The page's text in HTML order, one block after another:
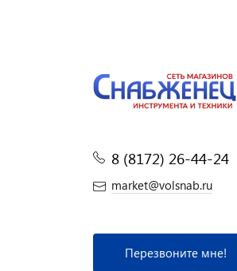
8 (8172) 26-44-24
market@volsnab.ru
Перезвоните мне!